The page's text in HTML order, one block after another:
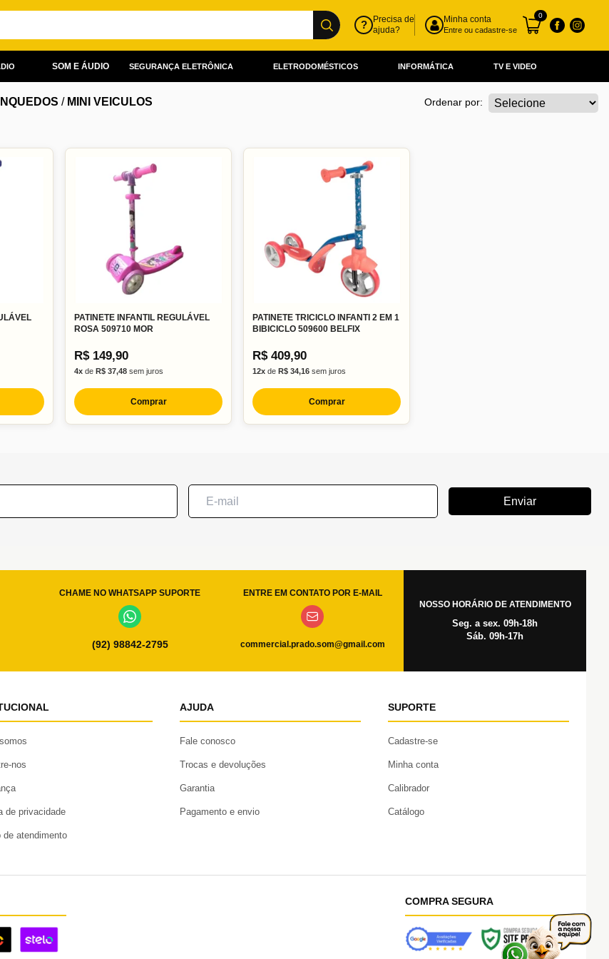
?
Precisa de
ajuda?
Minha conta
Entre ou cadastre-se
0
SOM E ÁUDIO SEGURANÇA ELETRÔNICA ELETRODOMÉSTICOS INFORMÁTICA TV E VIDEO
/ MINI VEICULOS Ordenar por:
PATINETE INFANTIL REGULÁVEL
ROSA 509710 MOR
R$ 149,90
4x de R$ 37,48 sem juros
Comprar
PATINETE TRICICLO INFANTI 2 EM 1
BIBICICLO 509600 BELFIX
R$ 409,90
12x de R$ 34,16 sem juros
Comprar
Enviar
CHAME NO WHATSAPP SUPORTE
(92) 98842-2795
ENTRE EM CONTATO POR E-MAIL
commercial.prado.som@gmail.com
NOSSO HORÁRIO DE ATENDIMENTO
Seg. a sex. 09h-18h
Sáb. 09h-17h
nos
de privacidade
de atendimento
AJUDA
Fale conosco
Trocas e devoluções
Garantia
Pagamento e envio
SUPORTE
Cadastre-se
Minha conta
Calibrador
Catálogo
COMPRA SEGURA